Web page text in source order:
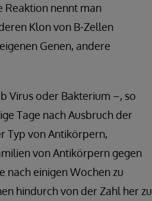
Reaktion nennt man
Klon von B-Zellen
Genen, andere
Virus oder Bakterium –, so
Tage nach Ausbruch der
Typ von Antikörpern,
von Antikörpern gegen
nach einigen Wochen zu
hindurch von der Zahl her zu